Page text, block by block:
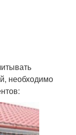
необходимо